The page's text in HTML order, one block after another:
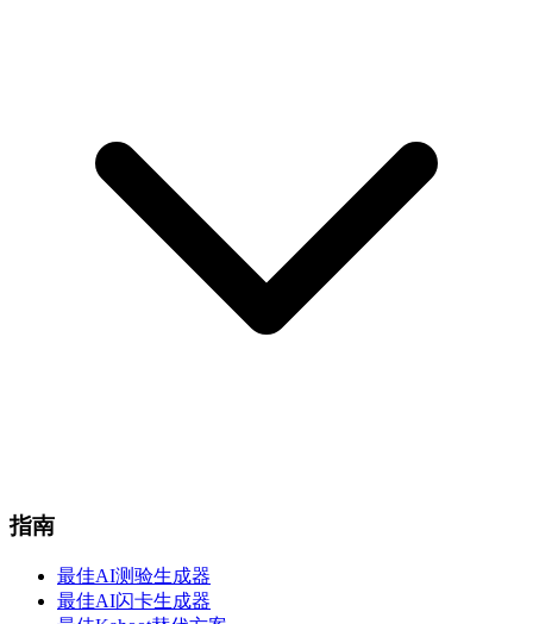
指南
最佳AI测验生成器
最佳AI闪卡生成器